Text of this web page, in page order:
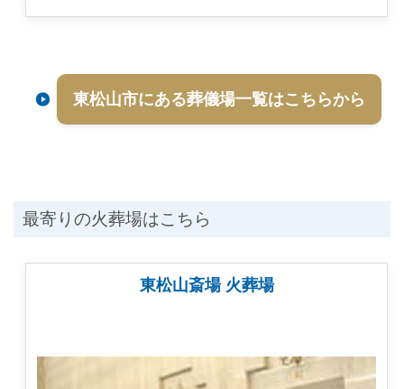
東松山市にある葬儀場一覧はこちらから
最寄りの火葬場はこちら
東松山斎場 火葬場